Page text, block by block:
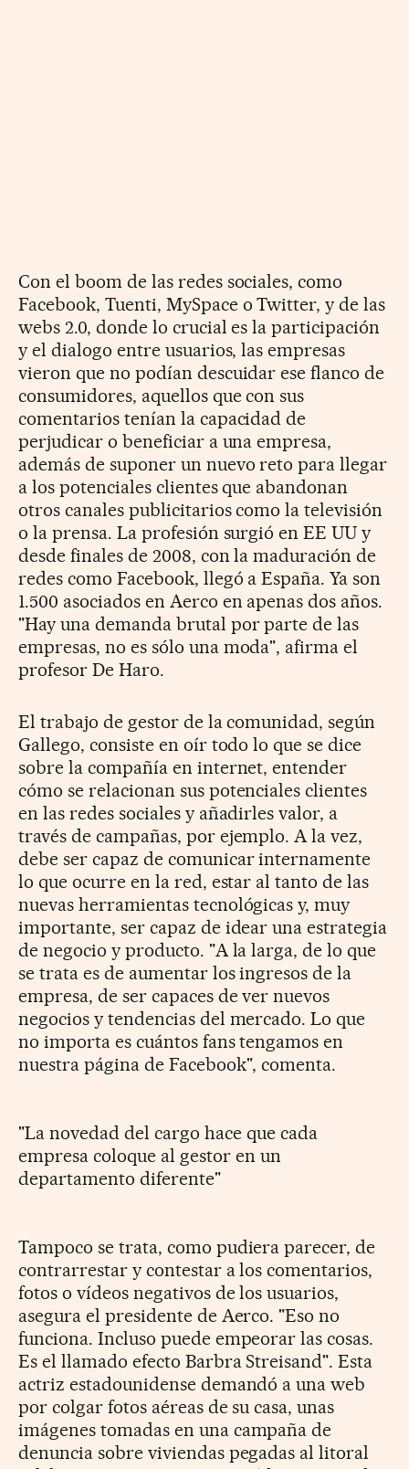
Con el boom de las redes sociales, como
Facebook, Tuenti, MySpace o Twitter, y de las
webs 2.0, donde lo crucial es la participación
y el dialogo entre usuarios, las empresas
vieron que no podían descuidar ese flanco de
consumidores, aquellos que con sus
comentarios tenían la capacidad de
perjudicar o beneficiar a una empresa,
además de suponer un nuevo reto para llegar
a los potenciales clientes que abandonan
otros canales publicitarios como la televisión
o la prensa. La profesión surgió en EE UU y
desde finales de 2008, con la maduración de
redes como Facebook, llegó a España. Ya son
1.500 asociados en Aerco en apenas dos años.
"Hay una demanda brutal por parte de las
empresas, no es sólo una moda", afirma el
profesor De Haro.
El trabajo de gestor de la comunidad, según
Gallego, consiste en oír todo lo que se dice
sobre la compañía en internet, entender
cómo se relacionan sus potenciales clientes
en las redes sociales y añadirles valor, a
través de campañas, por ejemplo. A la vez,
debe ser capaz de comunicar internamente
lo que ocurre en la red, estar al tanto de las
nuevas herramientas tecnológicas y, muy
importante, ser capaz de idear una estrategia
de negocio y producto. "A la larga, de lo que
se trata es de aumentar los ingresos de la
empresa, de ser capaces de ver nuevos
negocios y tendencias del mercado. Lo que
no importa es cuántos fans tengamos en
nuestra página de Facebook", comenta.
"La novedad del cargo hace que cada
empresa coloque al gestor en un
departamento diferente"
Tampoco se trata, como pudiera parecer, de
contrarrestar y contestar a los comentarios,
fotos o vídeos negativos de los usuarios,
asegura el presidente de Aerco. "Eso no
funciona. Incluso puede empeorar las cosas.
Es el llamado efecto Barbra Streisand". Esta
actriz estadounidense demandó a una web
por colgar fotos aéreas de su casa, unas
imágenes tomadas en una campaña de
denuncia sobre viviendas pegadas al litoral